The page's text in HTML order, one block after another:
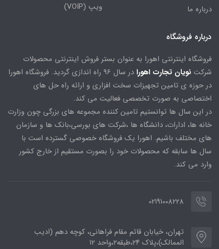
درباره ما
ویپ (VOIP)
درباره فروشگاه
فروشگاه اینترنتی اهورا به عنوان بستر فروش اینترنتی محصولات
شرکت نویان تجارت اهورا
در سال 96 راه اندازی گردید. فروشگاه اهورا
در حوزه ی تامین تجهیزات سخت افزاری و ارائه راه حل های
اختصاصی به صورت تخصصی فعالیت می کند.
در این سال ها توانستیم تامین کننده مجموعه های بزرگی چون وزارت
خانه ها، ادارات، دانشگاه ها ،شرکت های بورسی،بانک ها و سازمان
های مختلف باشیم. اهورا یک فروشگاه خصوصی گسترده است با
سال ها سابقه که محصولات خود را بصورت مستقیم از خارج کشور
وارد می کند.
02191008228
تهران، خیابان قائم مقام فراهانی، کوچه دهم (ادیب
الممالک)،پلاک ۲۴،طبقه۲،واحد ۱۲